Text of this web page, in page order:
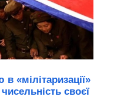
«мілітаризації»
своєї